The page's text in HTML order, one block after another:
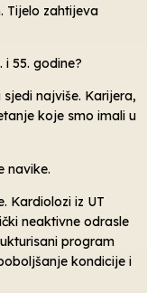
Tijelo zahtijeva
55. godine?
najviše. Karijera,
koje smo imali u
navike.
Kardiolozi iz UT
neaktivne odrasle
program
kondicije i